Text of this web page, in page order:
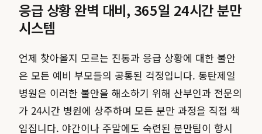
응급 상황 완벽 대비, 365일 24시간 분만
시스템
언제 찾아올지 모르는 진통과 응급 상황에 대한 불안
은 모든 예비 부모들의 공통된 걱정입니다. 동탄제일
병원은 이러한 불안을 해소하기 위해 산부인과 전문의
가 24시간 병원에 상주하며 모든 분만 과정을 직접 책
임집니다. 야간이나 주말에도 숙련된 분만팀이 항시